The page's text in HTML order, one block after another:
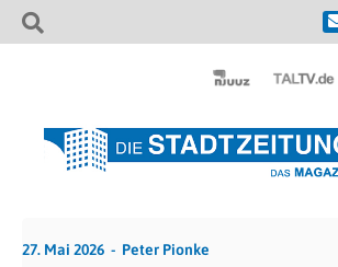
27. Mai 2026 Peter Pionke